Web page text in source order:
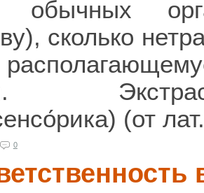
обычных
сколько
(от
0